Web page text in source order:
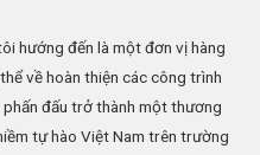
hướng đến là một đơn vị hàng
về hoàn thiện các công trình
phấn đấu trở thành một thương
tự hào Việt Nam trên trường